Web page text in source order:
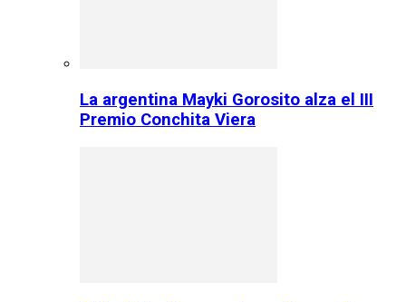
La argentina Mayki Gorosito alza el III
Premio Conchita Viera